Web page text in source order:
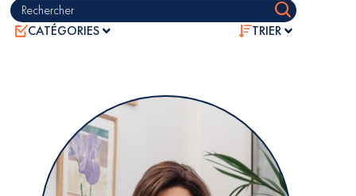
Rechercher
CATÉGORIES TRIER